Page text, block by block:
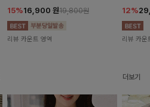
15%16,900 원19,800원
리뷰 카운트 영역
12%
리뷰 카운
더보기